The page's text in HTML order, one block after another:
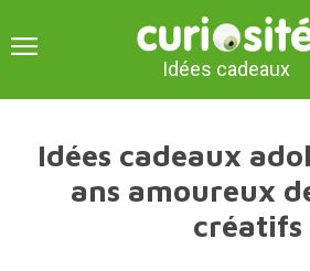
Idées cadeaux
Idées cadeaux
ans amoureux
créatifs